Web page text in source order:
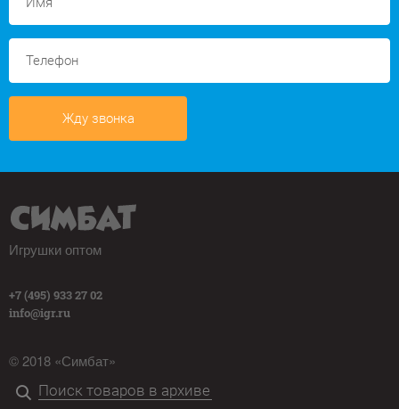
Жду звонка
Игрушки оптом
+7 (495) 933 27 02
info@igr.ru
© 2018 «Симбат»